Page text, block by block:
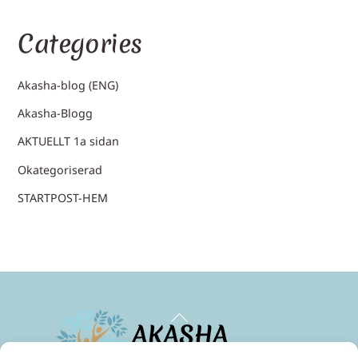
Categories
Akasha-blog (ENG)
Akasha-Blogg
AKTUELLT 1a sidan
Okategoriserad
STARTPOST-HEM
Back
To
Top